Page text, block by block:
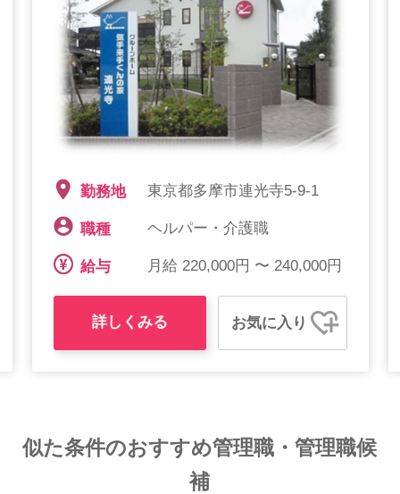
勤務地 東京都多摩市連光寺5-9-1
職種 ヘルパー・介護職
給与 月給 220,000円 〜 240,000円
詳しくみる お気に入り
似た条件のおすすめ管理職・管理職候
補